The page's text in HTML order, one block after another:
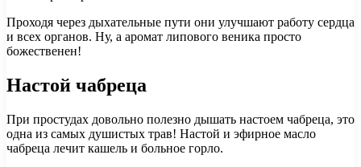
Проходя через дыхательные пути они улучшают работу сердца
и всех органов. Ну, а аромат липового веника просто
божественен!
Настой чабреца
При простудах довольно полезно дышать настоем чабреца, это
одна из самых душистых трав! Настой и эфирное масло
чабреца лечит кашель и больное горло.